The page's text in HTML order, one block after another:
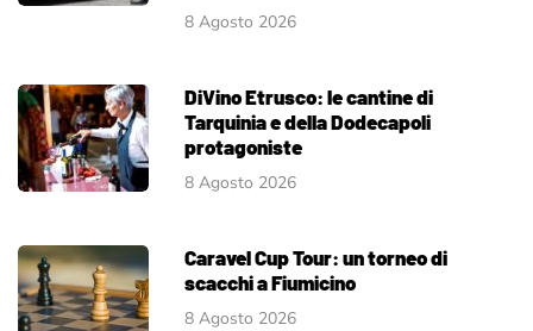
8 Agosto 2026
DiVino Etrusco: le cantine di
Tarquinia e della Dodecapoli
protagoniste
8 Agosto 2026
Caravel Cup Tour: un torneo di
scacchi a Fiumicino
8 Agosto 2026